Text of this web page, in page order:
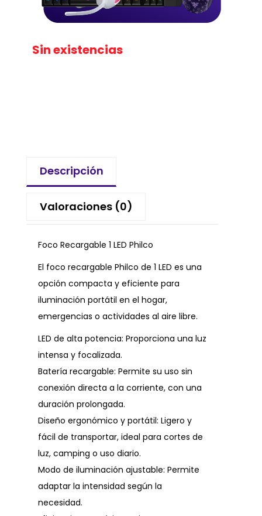
Sin existencias
Descripción
Valoraciones (0)
Foco Recargable 1 LED Philco
El foco recargable Philco de 1 LED es una
opción compacta y eficiente para
iluminación portátil en el hogar,
emergencias o actividades al aire libre.
LED de alta potencia: Proporciona una luz
intensa y focalizada.
Batería recargable: Permite su uso sin
conexión directa a la corriente, con una
duración prolongada.
Diseño ergonómico y portátil: Ligero y
fácil de transportar, ideal para cortes de
luz, camping o uso diario.
Modo de iluminación ajustable: Permite
adaptar la intensidad según la
necesidad.